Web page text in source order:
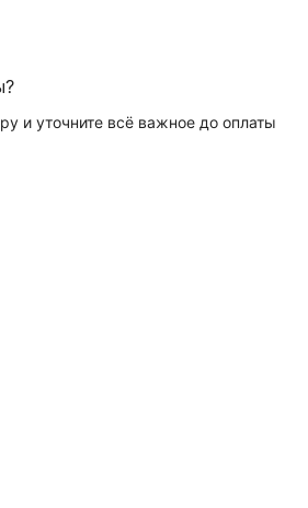
и уточните всё важное до оплаты